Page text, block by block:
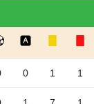
0 1 1